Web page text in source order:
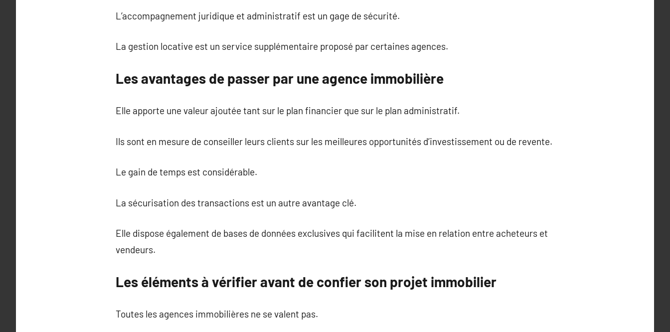
L’accompagnement juridique et administratif est un gage de sécurité.
La gestion locative est un service supplémentaire proposé par certaines agences.
Les avantages de passer par une agence immobilière
Elle apporte une valeur ajoutée tant sur le plan financier que sur le plan administratif.
Ils sont en mesure de conseiller leurs clients sur les meilleures opportunités d’investissement ou de revente.
Le gain de temps est considérable.
La sécurisation des transactions est un autre avantage clé.
Elle dispose également de bases de données exclusives qui facilitent la mise en relation entre acheteurs et
vendeurs.
Les éléments à vérifier avant de confier son projet immobilier
Toutes les agences immobilières ne se valent pas.